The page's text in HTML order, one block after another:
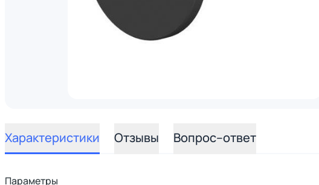
Характеристики Отзывы Вопрос–ответ
Параметры